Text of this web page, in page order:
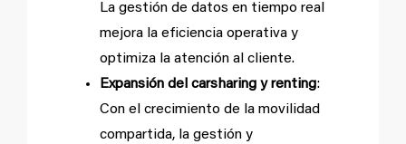
La gestión de datos en tiempo real
mejora la eficiencia operativa y
optimiza la atención al cliente.
Expansión del carsharing y renting:
Con el crecimiento de la movilidad
compartida, la gestión y